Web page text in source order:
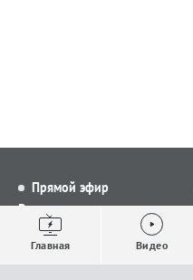
Прямой эфир
Видео
Выпуски новостей
Проекты
Главная Видео